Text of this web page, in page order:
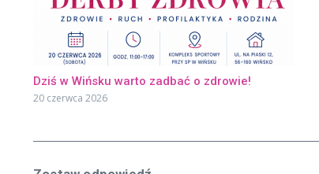
Dziś w Wińsku warto zadbać o zdrowie!
20 czerwca 2026